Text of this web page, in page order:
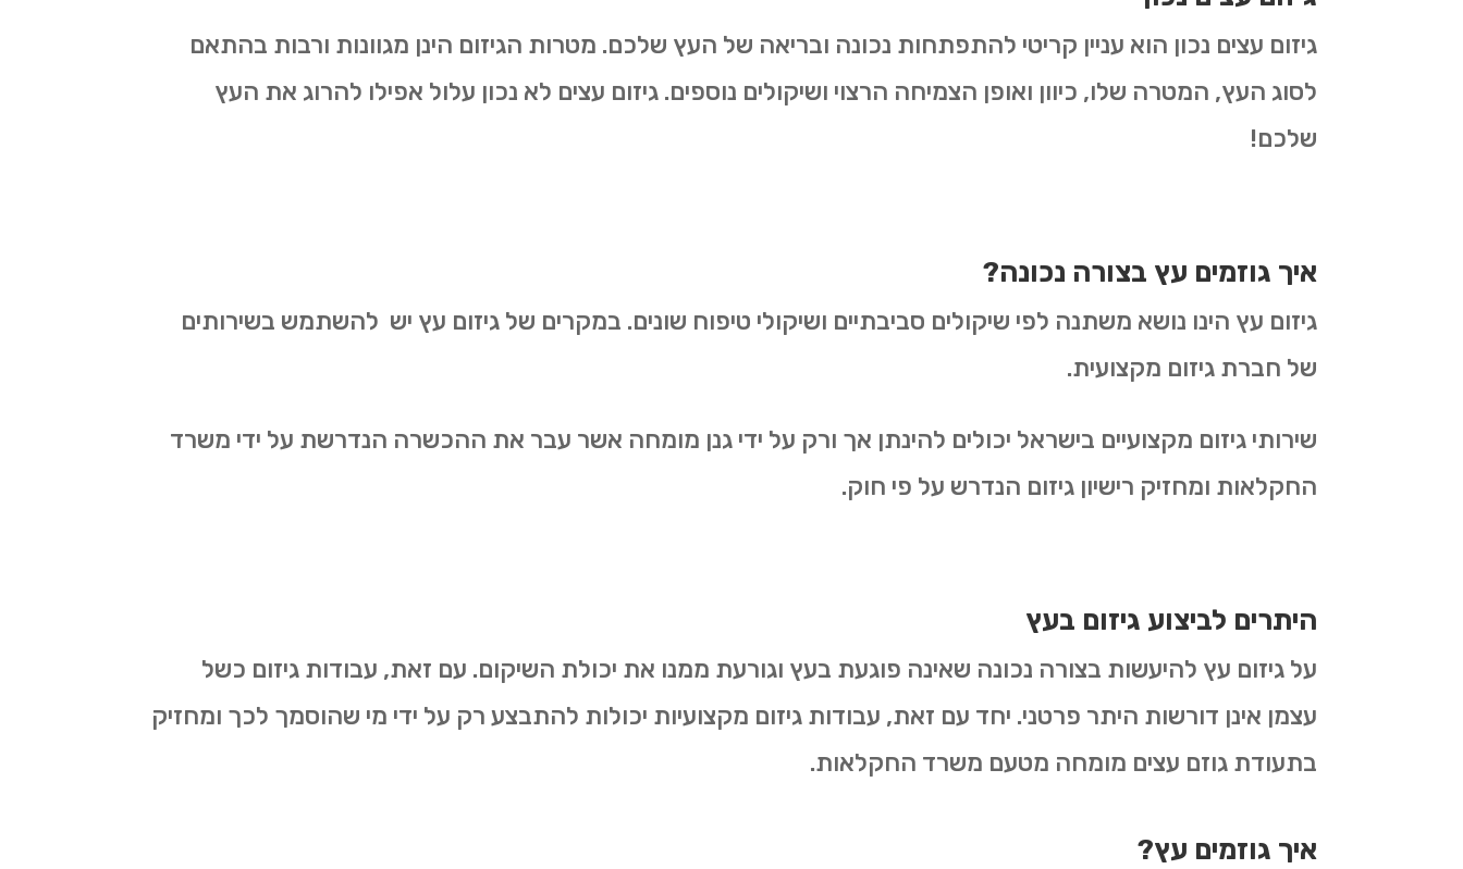
גיזום עצים נכון הוא עניין קריטי להתפתחות נכונה ובריאה של העץ שלכם. מטרות הגיזום הינן מגוונות ורבות בהתאם
לסוג העץ, המטרה שלו, כיוון ואופן הצמיחה הרצוי ושיקולים נוספים. גיזום עצים לא נכון עלול אפילו להרוג את העץ
שלכם!
איך גוזמים עץ בצורה נכונה?
גיזום עץ הינו נושא משתנה לפי שיקולים סביבתיים ושיקולי טיפוח שונים. במקרים של גיזום עץ יש להשתמש בשירותים
של חברת גיזום מקצועית.
שירותי גיזום מקצועיים בישראל יכולים להינתן אך ורק על ידי גנן מומחה אשר עבר את ההכשרה הנדרשת על ידי משרד
החקלאות ומחזיק רישיון גיזום הנדרש על פי חוק.
היתרים לביצוע גיזום בעץ
על גיזום עץ להיעשות בצורה נכונה שאינה פוגעת בעץ וגורעת ממנו את יכולת השיקום. עם זאת, עבודות גיזום כשל
עצמן אינן דורשות היתר פרטני. יחד עם זאת, עבודות גיזום מקצועיות יכולות להתבצע רק על ידי מי שהוסמך לכך ומחזיק
בתעודת גוזם עצים מומחה מטעם משרד החקלאות.
איך גוזמים עץ?